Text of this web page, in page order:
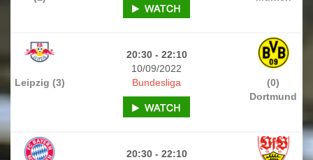
20:30 - 22:10
10/09/2022
Leipzig (3)
(0)
Dortmund
Bundesliga
20:30 - 22:10